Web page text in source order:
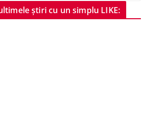
știri cu un simplu LIKE: